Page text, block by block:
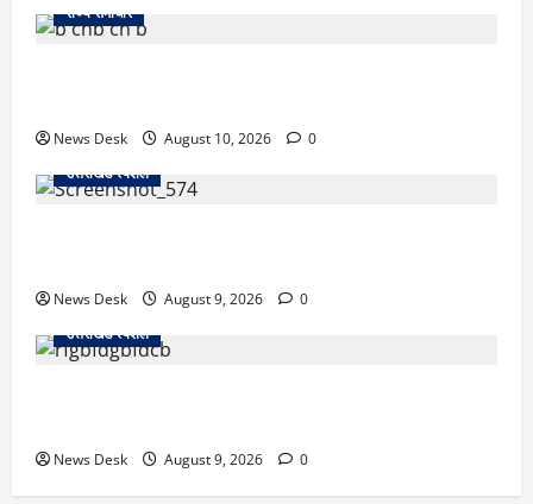
राज्य समाचार
News Desk August 10, 2026
0
उत्तराखंड स्पेशल
News Desk August 9, 2026
0
उत्तराखंड स्पेशल
News Desk August 9, 2026 0